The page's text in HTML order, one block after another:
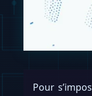
Pour